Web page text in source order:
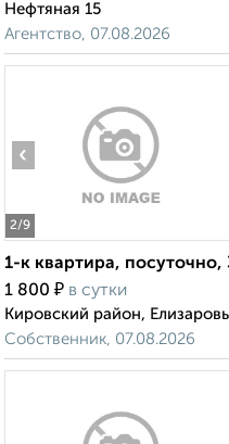
Нефтяная 15
Агентство, 07.08.2026
2/9
‹
1-к квартира, посуточно,
1 800 ₽ в сутки
Кировский район,
Собственник, 07.08.2026